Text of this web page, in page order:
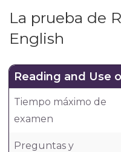
La prueba de
English
Reading and Use
Tiempo máximo de
examen
Preguntas y